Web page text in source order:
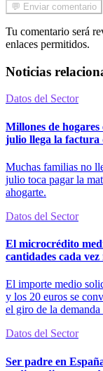
💬 Enviar comentario
Tu comentario será
enlaces permitidos.
Noticias
Datos del Sector
Millones de hogares
julio llega la
Muchas familias no
julio toca pagar la
ahogarte.
Datos del Sector
El microcrédito
cantidades cada vez
El importe medio
y los 20 euros se
el giro de la demanda
Datos del Sector
Ser padre en